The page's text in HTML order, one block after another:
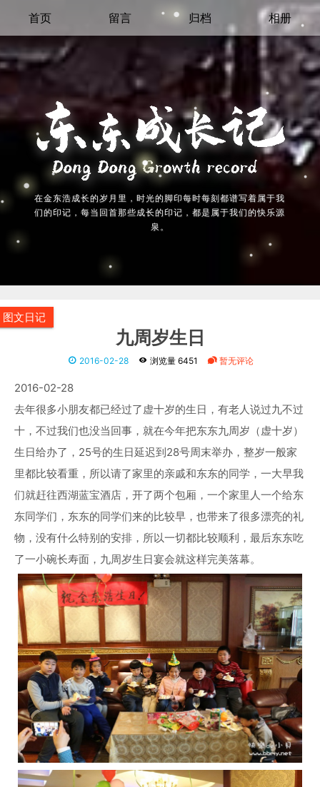
首页 留言 归档 相册
在金东浩成长的岁月里，时光的脚印每时每刻都谱写着属于我
们的印记，每当回首那些成长的印记，都是属于我们的快乐源
泉。
图文日记
九周岁生日
2016-02-28 浏览量 6451 暂无评论
2016-02-28
去年很多小朋友都已经过了虚十岁的生日，有老人说过九不过
十，不过我们也没当回事，就在今年把东东九周岁（虚十岁）
生日给办了，25号的生日延迟到28号周末举办，整岁一般家
里都比较看重，所以请了家里的亲戚和东东的同学，一大早我
们就赶往西湖蓝宝酒店，开了两个包厢，一个家里人一个给东
东同学们，东东的同学们来的比较早，也带来了很多漂亮的礼
物，没有什么特别的安排，所以一切都比较顺利，最后东东吃
了一小碗长寿面，九周岁生日宴会就这样完美落幕。